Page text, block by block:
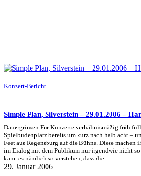
Konzert-Bericht
Simple Plan, Silverstein – 29.01.2006 –
Dauergrinsen Für Konzerte verhältnismäßig früh
Spielbudenplatz bereits um kurz nach halb acht –
Feet aus Regensburg auf die Bühne. Diese machen
im Dialog mit dem Publikum nur irgendwie nicht so
kann es nämlich so verstehen, dass die…
29. Januar 2006